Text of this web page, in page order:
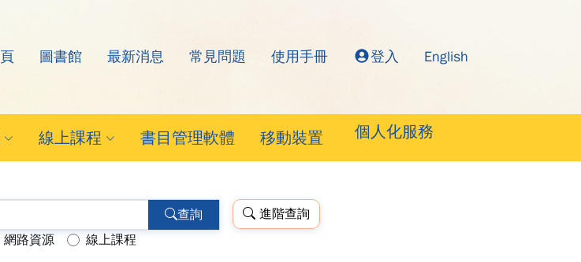
電子資源查詢系統
圖書館 最新消息 常見問題 使用手冊 登入 English
線上課程 書目管理軟體 移動裝置 個人化服務
查詢 進階查詢
網路資源 線上課程